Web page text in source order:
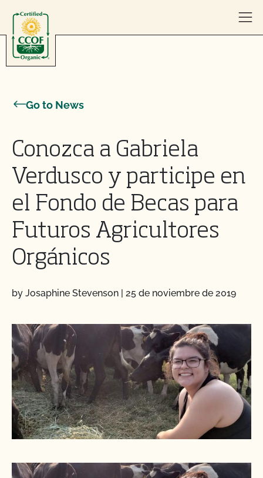
Go to News
Conozca a Gabriela
Verdusco y participe en
el Fondo de Becas para
Futuros Agricultores
Orgánicos
by Josaphine Stevenson | 25 de noviembre de 2019